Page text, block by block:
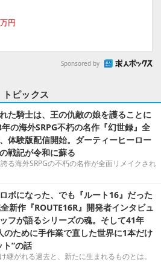
円
Sponsored by
トピックス
た騎士は、王の仇敵の娘を護ることに
の海外SRPG不朽の名作『幻世録』全
体験版配信開始。ダーティーヒーロー
戦記が令和に蘇る
る海外SRPGの不朽の名作が全面リメイクされ
ボになった、でも『ルート16』だった
新作『ROUTE16R』開発者インタビュ
フが語るシリーズの魂。そして41年
のために手作業で直した世界に1本だけ
ト”の話
継がれる過去と、新たに生まれるものとは。